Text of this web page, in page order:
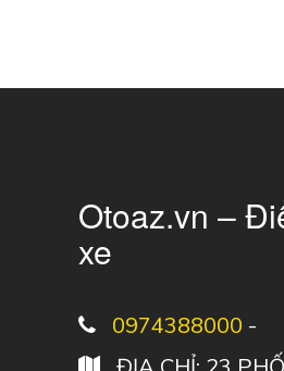
Otoaz.vn –
xe
0974388000 -